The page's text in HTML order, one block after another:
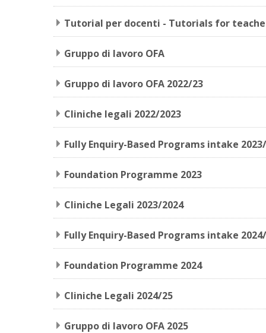
Tutorial per docenti - Tutorials for
Gruppo di lavoro OFA
Gruppo di lavoro OFA 2022/23
Cliniche legali 2022/2023
Fully Enquiry-Based Programs intake
Foundation Programme 2023
Cliniche Legali 2023/2024
Fully Enquiry-Based Programs intake
Foundation Programme 2024
Cliniche Legali 2024/25
Gruppo di lavoro OFA 2025